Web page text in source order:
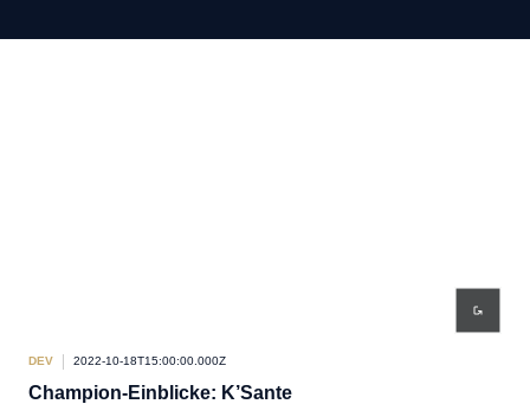
DEV 2022-10-18T15:00:00.000Z
Champion-Einblicke: K’Sante